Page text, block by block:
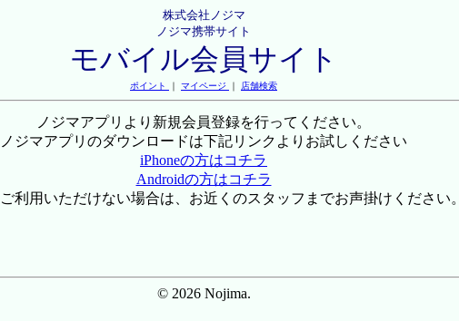
株式会社ノジマ
ノジマ携帯サイト
モバイル会員サイト
ポイント ｜ マイページ ｜ 店舗検索
ノジマアプリより新規会員登録を行ってください。
ノジマアプリのダウンロードは下記リンクよりお試しください
iPhoneの方はコチラ
Androidの方はコチラ
利用いただけない場合は、お近くのスタッフまでお声掛けください。
© 2026 Nojima.